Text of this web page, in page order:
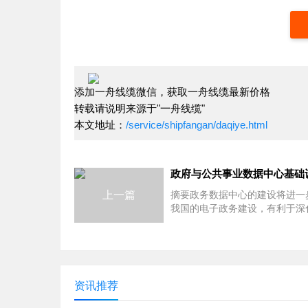
添加一舟线缆微信，获取一舟线缆最新价格
转载请说明来源于"一舟线缆"
本文地址： /service/shipfangan/daqiye.html
上一篇
摘要政务数据中心的建设将进一
我国的电子政务建设，有利于深
资讯推荐